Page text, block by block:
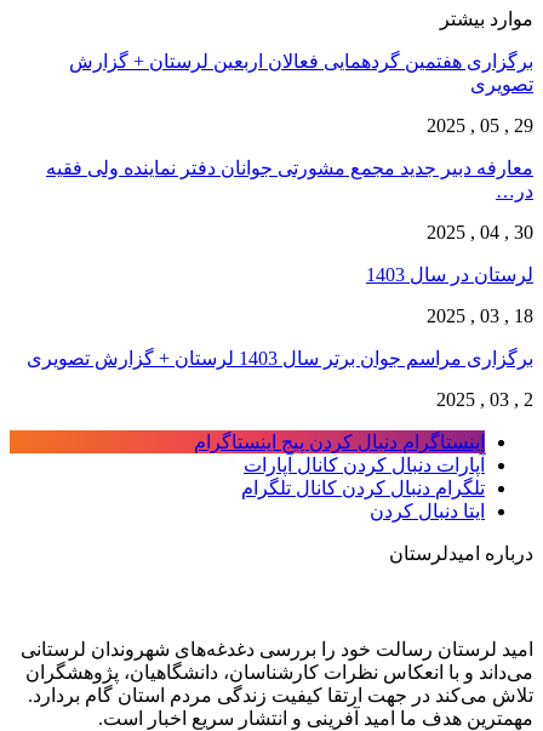
موارد بیشتر
برگزاری هفتمین گردهمایی فعالان اربعین لرستان + گزارش
تصویری
29 , 05 , 2025
معارفه دبیر جدید مجمع مشورتی جوانان دفتر نماینده ولی فقیه
در…
30 , 04 , 2025
لرستان در سال 1403
18 , 03 , 2025
برگزاری مراسم جوان برتر سال 1403 لرستان + گزارش تصویری
2 , 03 , 2025
اینستاگرام دنبال کردن پیج اینستاگرام
آپارات دنبال کردن کانال آپارات
تلگرام دنبال کردن کانال تلگرام
ایتا دنبال کردن
درباره امیدلرستان
امید لرستان رسالت خود را بررسی دغدغه‌های شهروندان لرستانی
می‌داند و با انعکاس نظرات کارشناسان، دانشگاهیان، پژوهشگران
تلاش می‌کند در جهت ارتقا کیفیت زندگی مردم استان گام بردارد.
مهمترین هدف ما امید آفرینی و انتشار سریع اخبار است.